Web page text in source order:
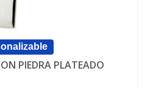
PIEDRA PLATEADO